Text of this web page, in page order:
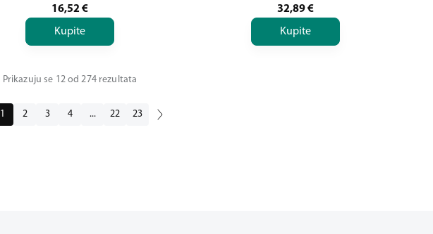
16,52 €
Kupite
32,89€
Kupite
Prikazuju se 12 od 274 rezultata
1 2 3 4 ... 22 23